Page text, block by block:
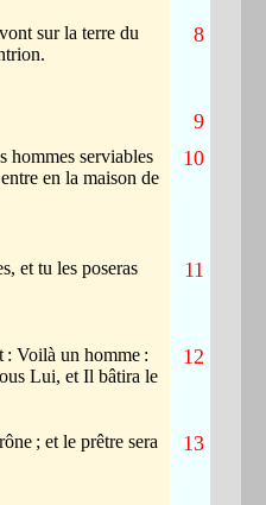
sur la terre du
8
9
hommes serviables
en la maison de
10
et tu les poseras
11
: Voilà un homme :
Lui, et Il bâtira le
12
; et le prêtre sera
13